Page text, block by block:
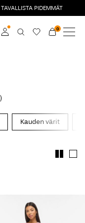
PIDEMMÄT
0
Kauden värit